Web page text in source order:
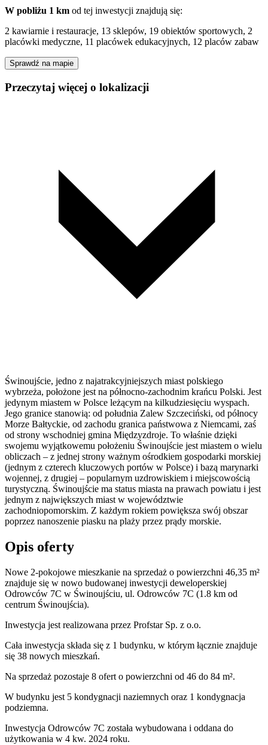
W pobliżu 1 km od tej inwestycji znajdują się:
2 kawiarnie i restauracje, 13 sklepów, 19 obiektów sportowych, 2
placówki medyczne, 11 placówek edukacyjnych, 12 placów zabaw
Sprawdź na mapie
Przeczytaj więcej o lokalizacji
Świnoujście, jedno z najatrakcyjniejszych miast polskiego
wybrzeża, położone jest na północno-zachodnim krańcu Polski. Jest
jedynym miastem w Polsce leżącym na kilkudziesięciu wyspach.
Jego granice stanowią: od południa Zalew Szczeciński, od północy
Morze Bałtyckie, od zachodu granica państwowa z Niemcami, zaś
od strony wschodniej gmina Międzyzdroje. To właśnie dzięki
swojemu wyjątkowemu położeniu Świnoujście jest miastem o wielu
obliczach – z jednej strony ważnym ośrodkiem gospodarki morskiej
(jednym z czterech kluczowych portów w Polsce) i bazą marynarki
wojennej, z drugiej – popularnym uzdrowiskiem i miejscowością
turystyczną. Świnoujście ma status miasta na prawach powiatu i jest
jednym z największych miast w województwie
zachodniopomorskim. Z każdym rokiem powiększa swój obszar
poprzez nanoszenie piasku na plaży przez prądy morskie.
Opis oferty
Nowe 2-pokojowe mieszkanie na sprzedaż o powierzchni 46,35 m²
znajduje się w nowo budowanej inwestycji deweloperskiej
Odrowców 7C w Świnoujściu, ul. Odrowców 7C (1.8 km od
centrum Świnoujścia).
Inwestycja jest realizowana przez Profstar Sp. z o.o.
Cała inwestycja składa się z 1 budynku, w którym łącznie znajduje
się 38 nowych mieszkań.
Na sprzedaż pozostaje 8 ofert o powierzchni od 46 do 84 m².
W budynku jest 5 kondygnacji naziemnych oraz 1 kondygnacja
podziemna.
Inwestycja Odrowców 7C została wybudowana i oddana do
użytkowania w 4 kw. 2024 roku.